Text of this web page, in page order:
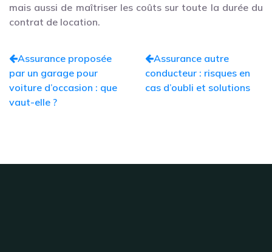
mais aussi de maîtriser les coûts sur toute la durée du
contrat de location.
Assurance proposée
par un garage pour
voiture d’occasion : que
vaut-elle ?
Assurance autre
conducteur : risques en
cas d’oubli et solutions